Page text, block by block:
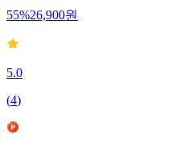
55%26,900원
5.0
(4)